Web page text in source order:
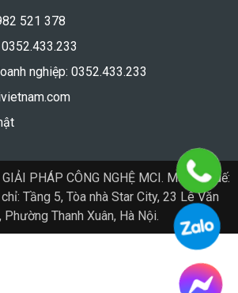
Tầng 5, Tòa nhà Star City, 23 Lê Văn
Phường Thanh Xuân, Hà Nội.